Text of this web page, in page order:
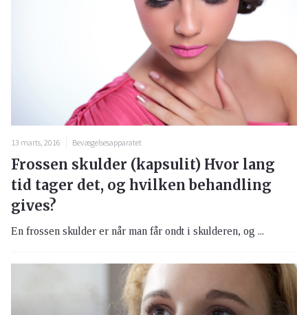
13 marts, 2016 Bevægelsesapparatet
Frossen skulder (kapsulit) Hvor lang
tid tager det, og hvilken behandling
gives?
En frossen skulder er når man får ondt i skulderen, og ...